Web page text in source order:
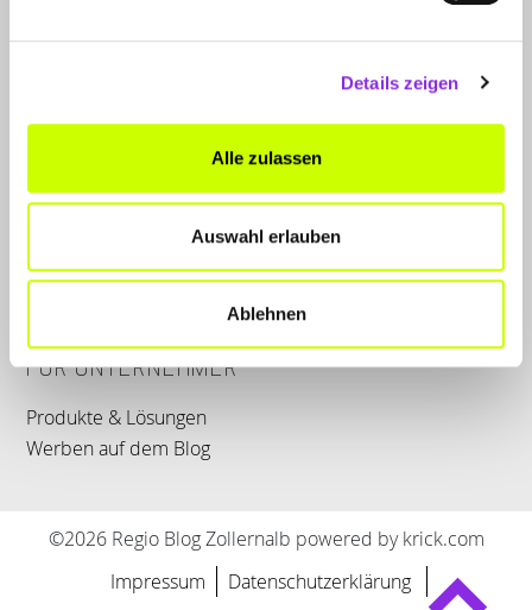
Details zeigen
Alle zulassen
Auswahl erlauben
Ablehnen
Kontakt
WhatsApp
FÜR UNTERNEHMER
Produkte & Lösungen
Werben auf dem Blog
©2026 Regio Blog Zollernalb powered by krick.com
Impressum
Datenschutzerklärung